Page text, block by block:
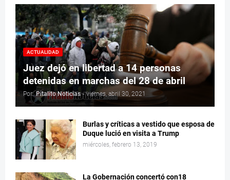
ACTUALIDAD
Juez dejó en libertad a 14 personas
detenidas en marchas del 28 de abril
Por: Pitalito Noticias - viernes, abril 30, 2021
Burlas y críticas a vestido que esposa de
Duque lució en visita a Trump
miércoles, febrero 13, 2019
La Gobernación concertó con18